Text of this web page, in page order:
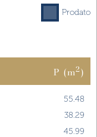
P (m2)
55.48
38.29
45.99
Prodato